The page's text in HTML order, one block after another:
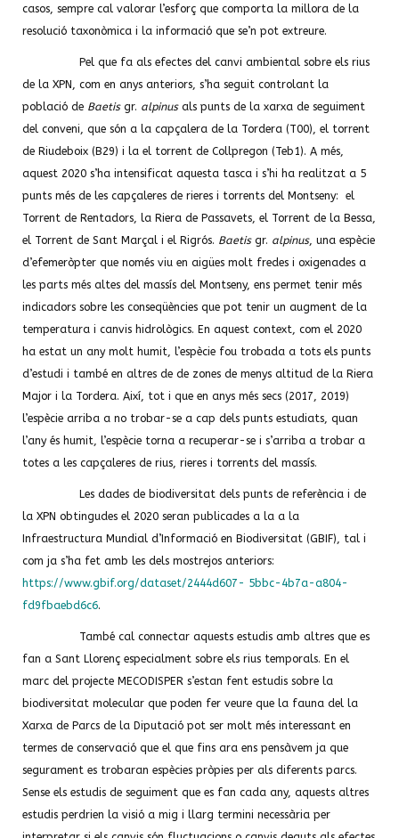
casos, sempre cal valorar l’esforç que comporta la millora de la
resolució taxonòmica i la informació que se’n pot extreure.
Pel que fa als efectes del canvi ambiental sobre els rius
de la XPN, com en anys anteriors, s’ha seguit controlant la
població de Baetisgr. alpinusals punts de la xarxa de seguiment
del conveni, que són a la capçalera de la Tordera (T00), el torrent
de Riudeboix (B29) i la el torrent de Collpregon (Teb1). A més,
aquest 2020 s’ha intensificat aquesta tasca i s’hi ha realitzat a 5
punts més de les capçaleres de rieres i torrents del Montseny: el
Torrent de Rentadors, la Riera de Passavets, el Torrent de la Bessa,
el Torrent de Sant Marçal i el Rigrós. Baetis gr. alpinus, una espècie
d’efemeròpter que només viu en aigües molt fredes i oxigenades a
les parts més altes del massís del Montseny, ens permet tenir més
indicadors sobre les conseqüències que pot tenir un augment de la
temperatura i canvis hidrològics. En aquest context, com el 2020
ha estat un any molt humit, l’espècie fou trobada a tots els punts
d’estudi i també en altres de de zones de menys altitud de la Riera
Major i la Tordera. Així, tot i que en anys més secs (2017, 2019)
l’espècie arriba a no trobar-se a cap dels punts estudiats, quan
l’any és humit, l’espècie torna a recuperar-se i s’arriba a trobar a
totes a les capçaleres de rius, rieres i torrents del massís.
Les dades de biodiversitat dels punts de referència i de
la XPN obtingudes el 2020 seran publicades a la a la
Infraestructura Mundial d’Informació en Biodiversitat (GBIF), tal i
com ja s’ha fet amb les dels mostrejos anteriors:
https://www.gbif.org/dataset/2444d607- 5bbc-4b7a-a804-
fd9fbaebd6c6.
També cal connectar aquests estudis amb altres que es
fan a Sant Llorenç especialment sobre els rius temporals. En el
marc del projecte MECODISPER s’estan fent estudis sobre la
biodiversitat molecular que poden fer veure que la fauna del la
Xarxa de Parcs de la Diputació pot ser molt més interessant en
termes de conservació que el que fins ara ens pensàvem ja que
segurament es trobaran espècies pròpies per als diferents parcs.
Sense els estudis de seguiment que es fan cada any, aquests altres
estudis perdrien la visió a mig i llarg termini necessària per